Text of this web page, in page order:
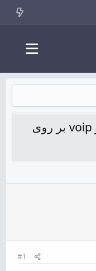
توضیحاتی در مورد tcp و udp و voip بر روی
#1